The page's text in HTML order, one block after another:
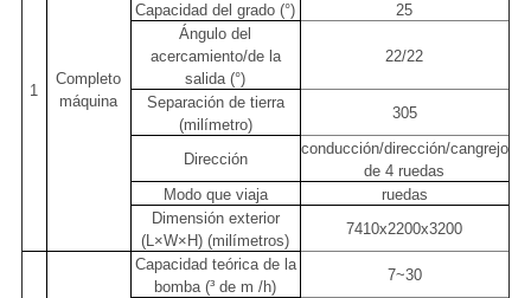
1
Completo
máquina
Capacidad del grado (°)
25
Ángulo del
acercamiento/de la
salida (°)
22/22
Separación de tierra
(milímetro)
305
Dirección
conducción/dirección/cangrejo
de 4 ruedas
Modo que viaja
ruedas
Dimensión exterior
(L×W×H) (milímetros)
7410x2200x3200
Capacidad teórica de la
bomba (³ de m /h)
7~30